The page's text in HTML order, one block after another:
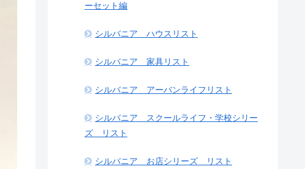
ーセット編
シルバニア ハウスリスト
シルバニア 家具リスト
シルバニア アーバンライフリスト
シルバニア スクールライフ・学校シリー
ズ リスト
シルバニア お店シリーズ リスト